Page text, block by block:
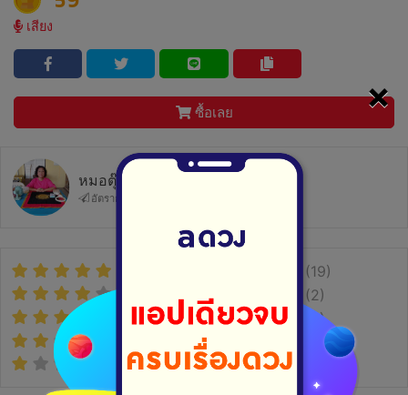
×
เสียง
ซื้อเลย
หมอตุ๊กแม่นชัดจัดเต็ม
อัตราการตอบ 50.0%
(19)
(2)
(0)
(0)